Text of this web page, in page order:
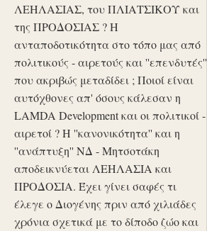
ΛΕΗΛΑΣΙΑΣ, του ΠΛΙΑΤΣΙΚΟΥ και
της ΠΡΟΔΟΣΙΑΣ ? Η
ανταποδοτικότητα στο τόπο μας από
πολιτικούς - αιρετούς και ''επενδυτές''
που ακριβώς μεταδίδει ; Ποιοί είναι
αυτόχθονες απ' όσους κάλεσαν η
LAMDA Development και οι πολιτικοί -
αιρετοί ? Η ''κανονικότητα'' και η
''ανάπτυξη'' ΝΔ - Μητσοτάκη
αποδεικνύεται ΛΕΗΛΑΣΙΑ και
ΠΡΟΔΟΣΙΑ. Έχει γίνει σαφές τι
έλεγε ο Διογένης πριν από χιλιάδες
χρόνια σχετικά με το δίποδο ζώο και